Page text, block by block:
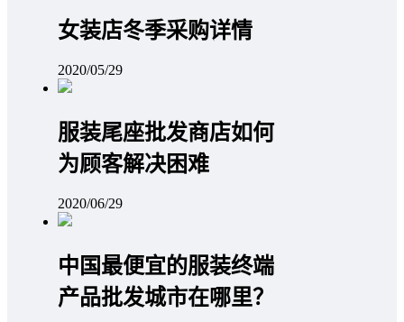
女装店冬季采购详情
2020/05/29
服装尾座批发商店如何
为顾客解决困难
2020/06/29
中国最便宜的服装终端
产品批发城市在哪里？